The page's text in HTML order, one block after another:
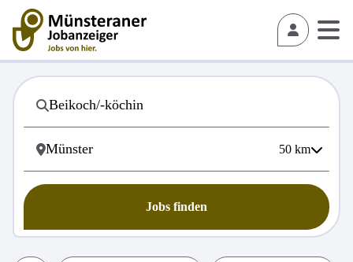
50 km
Jobs finden